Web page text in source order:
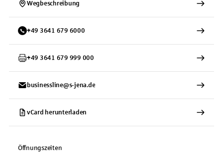
Wegbeschreibung
+49 3641 679 6000
+49 3641 679 999 000
businessline@s-jena.de
vCard herunterladen
Öffnungszeiten